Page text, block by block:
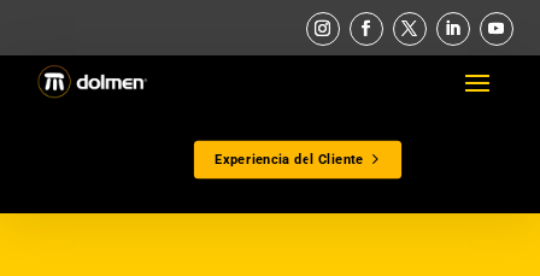
Experiencia del Cliente